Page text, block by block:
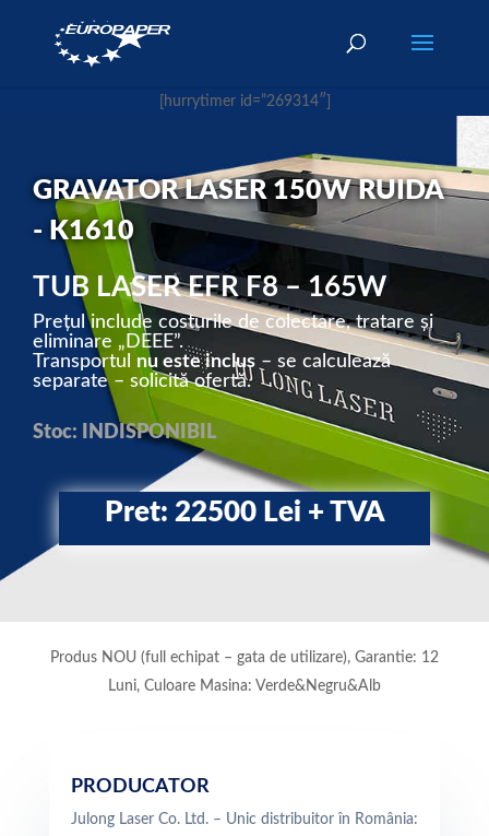
[hurrytimer id=”269314″]
GRAVATOR LASER 150W RUIDA
- K1610
TUB LASER EFR F8 – 165W
Prețul include costurile de colectare, tratare și
eliminare „DEEE”.
Transportul nu este inclus– se calculează
separate – solicită ofertă.
Stoc: INDISPONIBIL
Pret: 22500 Lei + TVA
Produs NOU (full echipat – gata de utilizare), Garantie: 12
Luni, Culoare Masina: Verde&Negru&Alb
PRODUCATOR
Julong Laser Co. Ltd. – Unic distribuitor în România: